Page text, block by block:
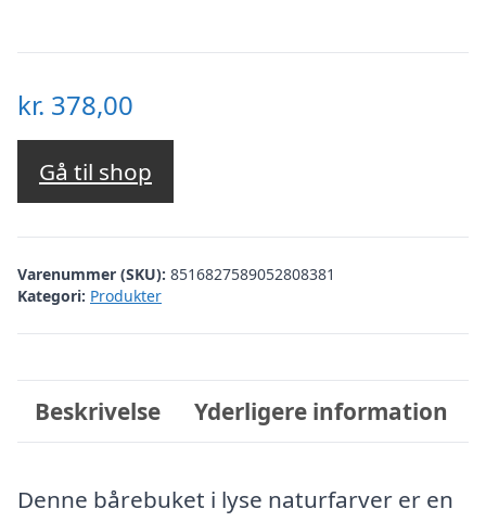
kr. 378,00
Gå til shop
Varenummer (SKU): 8516827589052808381
Kategori: Produkter
Beskrivelse Yderligere information
Denne bårebuket i lyse naturfarver er en